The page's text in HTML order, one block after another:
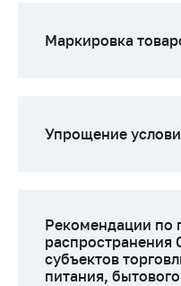
Маркировка
Упрощение
Рекомендации по
распространения
субъектов
питания,